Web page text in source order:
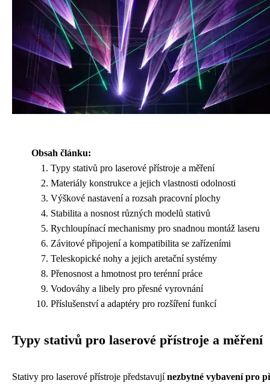
Obsah článku:
Typy stativů pro laserové přístroje a měření
Materiály konstrukce a jejich vlastnosti odolnosti
Výškové nastavení a rozsah pracovní plochy
Stabilita a nosnost různých modelů stativů
Rychloupínací mechanismy pro snadnou montáž laseru
Závitové připojení a kompatibilita se zařízeními
Teleskopické nohy a jejich aretační systémy
Přenosnost a hmotnost pro terénní práce
Vodováhy a libely pro přesné vyrovnání
Příslušenství a adaptéry pro rozšíření funkcí
Typy stativů pro laserové přístroje a měření
Stativy pro laserové přístroje představujínezbytné vybavení pro